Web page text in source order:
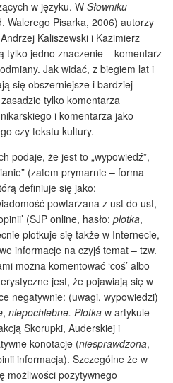
w języku. W Słowniku
Walerego Pisarka, 2006) autorzy
Kaliszewski i Kazimierz
tylko jedno znaczenie – komentarz
Jak widać, z biegiem lat i
się obszerniejsze i bardziej
tylko komentarza
i komentarza jako
czy tekstu kultury.
podaje, że jest to „wypowiedź”,
(zatem prymarnie – forma
definiuje się jako:
powtarzana z ust do ust,
(SJP online, hasło: plotka,
plotkuje się także w Internecie,
informacje na czyjś temat – tzw.
można komentować ‘coś’ albo
jest, że pojawiają się w
negatywnie: (uwagi, wypowiedzi)
, niepochlebne. Plotka w artykule
Skorupki, Auderskiej i
konotacje (niesprawdzona,
informacja). Szczególne że w
możliwości pozytywnego